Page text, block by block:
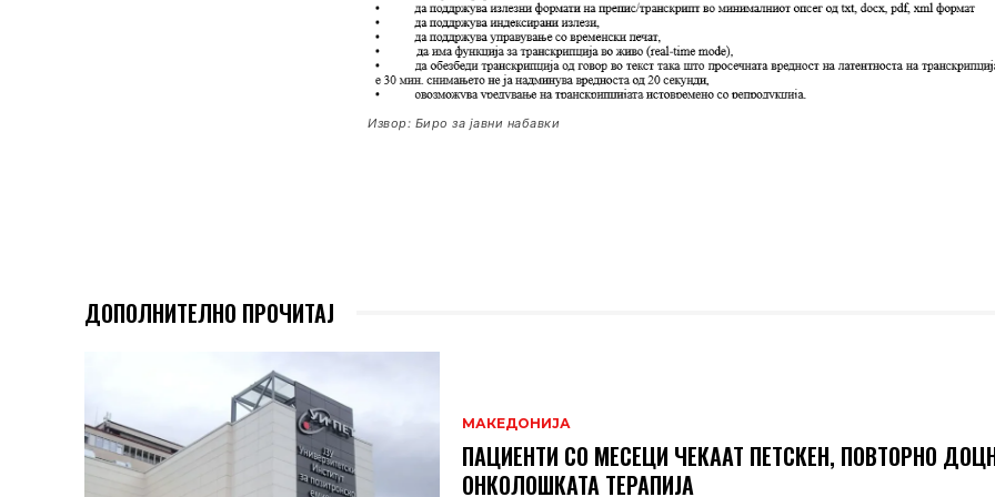
Извор: Биро за јавни набавки
ДОПОЛНИТЕЛНО ПРОЧИТАЈ
МАКЕДОНИЈА
ПАЦИЕНТИ СО МЕСЕЦИ ЧЕКААТ ПЕТСКЕН, ПОВТОРНО
ОНКОЛОШКАТА ТЕРАПИЈА